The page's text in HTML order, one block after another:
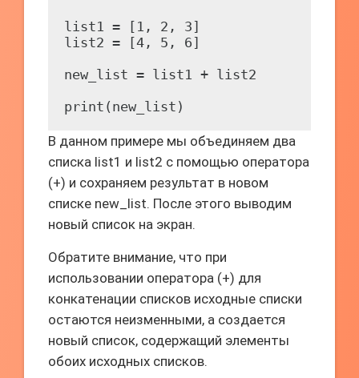
list1 = [1, 2, 3]
list2 = [4, 5, 6]
new_list = list1 + list2
В данном примере мы объединяем два
списка list1 и list2 с помощью оператора
(+) и сохраняем результат в новом
списке new_list. После этого выводим
новый список на экран.
Обратите внимание, что при
использовании оператора (+) для
конкатенации списков исходные списки
остаются неизменными, а создается
новый список, содержащий элементы
обоих исходных списков.